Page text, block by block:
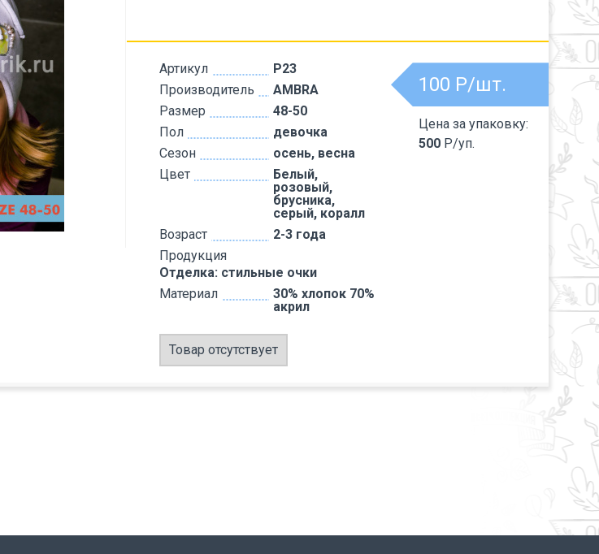
Артикул
P23
Производитель
AMBRA
Размер
48-50
Пол
девочка
Сезон
осень, весна
Цвет
Белый,
розовый,
брусника,
серый, коралл
Возраст
2-3 года
Продукция
Отделка: стильные очки
Материал
30% хлопок 70%
акрил
100 Р/шт.
Цена за упаковку:
500 Р/уп.
Товар отсутствует